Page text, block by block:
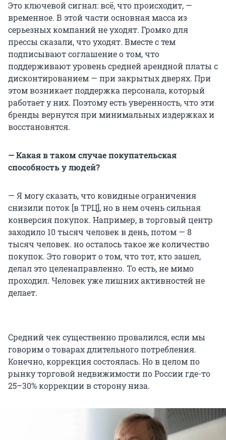
Это ключевой сигнал: всё, что происходит, —
временное. В этой части основная масса из
серьезных компаний не уходят. Громко для
прессы сказали, что уходят. Вместе с тем
подписывают соглашение о том, что
поддерживают уровень средней арендной платы с
дисконтированием — при закрытых дверях. При
этом возникает поддержка персонала, который
работает у них. Поэтому есть уверенность, что эти
бренды вернутся при минимальных издержках и
восстановятся.
— Какая в таком случае покупательская
способность у людей?
— Я могу сказать, что ковидные ограничения
снизили поток [в ТРЦ], но в нем очень сильная
конверсия покупок. Например, в торговый центр
заходило 10 тысяч человек в день, потом — 8
тысяч человек. но осталось такое же количество
покупок. Это говорит о том, что тот, кто зашел,
делал это целенаправленно. То есть, не мимо
проходил. Человек уже лишних активностей не
делает.
Средний чек существенно провалился, если мы
говорим о товарах длительного потребления.
Конечно, коррекция состоялась. Но в целом по
рынку торговой недвижимости по России где-то
25–30% коррекции в сторону низа.